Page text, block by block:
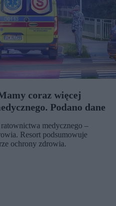
coraz więcej
Podano dane
medycznego –
Resort podsumowuje
ochrony zdrowia.